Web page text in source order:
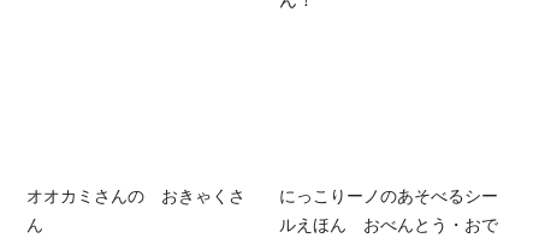
オオカミさんの おきゃくさ
ん
にっこりーノのあそべるシー
ルえほん おべんとう・おで